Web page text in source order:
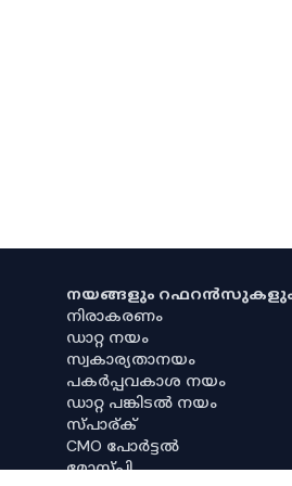
നയങ്ങളും
നിരാകരണം
ഡാറ്റ നയം
സ്വകാര്യതാനയം
പകർപ്പവകാശ നയം
ഡാറ്റ പങ്കിടൽ നയം
സ്പാര്ക്
CMO പോർട്ടൽ
മോസ്പി